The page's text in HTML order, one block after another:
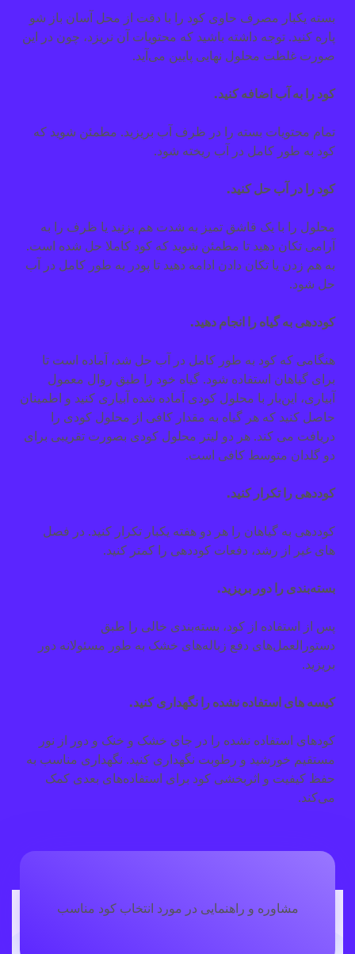
بسته یکبار مصرف حاوی کود را با دقت از محل آسان باز شو
پاره کنید. توجه داشته باشید که محتویات آن نریزد، چون در این
صورت غلظت محلول نهایی پایین می‌آید.
کود را به آب اضافه کنید.
تمام محتویات بسته را در ظرف آب بریزید. مطمئن شوید که
کود به طور کامل در آب ریخته شود.
کود را در آب حل کنید.
محلول را با یک قاشق تمیز به شدت هم بزنید یا ظرف را به
آرامی تکان دهید تا مطمئن شوید که کود کاملا حل شده است.
به هم زدن یا تکان دادن ادامه دهید تا پودر به طور کامل در آب
حل شود.
کوددهی به گیاه را انجام دهید.
هنگامی که کود به طور کامل در آب حل شد، آماده است تا
برای گیاهان استفاده شود. گیاه خود را طبق روال معمول
آبیاری، این‌بار با محلول کودی آماده شده آبیاری کنید و اطمینان
حاصل کنید که هر گیاه به مقدار کافی از محلول کودی را
دریافت می کند. هر دو لیتر محلول کودی بصورت تقریبی برای
دو گلدان متوسط کافی است.
کوددهی را تکرار کنید.
کوددهی به گیاهان را هر دو هفته یکبار تکرار کنید. در فصل
های غیر از رشد، دفعات کوددهی را کمتر کنید.
بسته‌بندی را دور بریزید.
پس از استفاده از کود، بسته‌بندی خالی را طبق
دستورالعمل‌های دفع زباله‌های خشک به طور مسئولانه دور
بریزید.
کیسه های استفاده نشده را نگهداری کنید.
کودهای استفاده نشده را در جای خشک و خنک و دور از نور
مستقیم خورشید و رطوبت نگهداری کنید. نگهداری مناسب به
حفظ کیفیت و اثربخشی کود برای استفاده‌های بعدی کمک
می‌کند.
مشاوره و راهنمایی در مورد انتخاب کود مناسب